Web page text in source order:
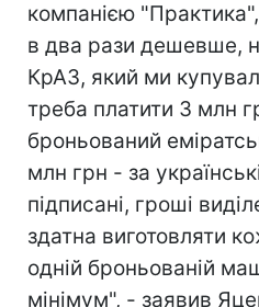
компанією
в два рази дешевше,
КрАЗ, який ми
треба платити 3 млн
броньований
млн грн - за
підписані, гроші
здатна виготовляти
одній броньованій
мінімум", - заявив